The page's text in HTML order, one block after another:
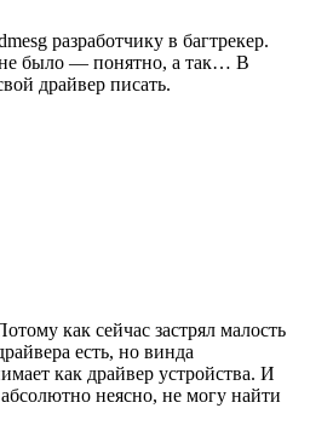
разработчику в багтрекер.
было — понятно, а так… В
драйвер писать.
как сейчас застрял малость
есть, но винда
как драйвер устройства. И
неясно, не могу найти